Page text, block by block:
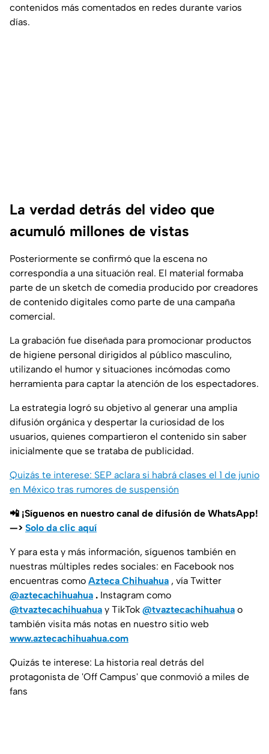
contenidos más comentados en redes durante varios
días.
La verdad detrás del video que
acumuló millones de vistas
Posteriormente se confirmó que la escena no
correspondía a una situación real. El material formaba
parte de un sketch de comedia producido por creadores
de contenido digitales como parte de una campaña
comercial.
La grabación fue diseñada para promocionar productos
de higiene personal dirigidos al público masculino,
utilizando el humor y situaciones incómodas como
herramienta para captar la atención de los espectadores.
La estrategia logró su objetivo al generar una amplia
difusión orgánica y despertar la curiosidad de los
usuarios, quienes compartieron el contenido sin saber
inicialmente que se trataba de publicidad.
Quizás te interese: SEP aclara si habrá clases el 1 de junio
en México tras rumores de suspensión
📲 ¡Síguenos en nuestro canal de difusión de WhatsApp!
—> Solo da clic aquí
Y para esta y más información, síguenos también en
nuestras múltiples redes sociales: en Facebook nos
encuentras como Azteca Chihuahua , vía Twitter
@aztecachihuahua . Instagram como
@tvaztecachihuahua y TikTok @tvaztecachihuahua o
también visita más notas en nuestro sitio web
www.aztecachihuahua.com
Quizás te interese: La historia real detrás del
protagonista de 'Off Campus' que conmovió a miles de
fans